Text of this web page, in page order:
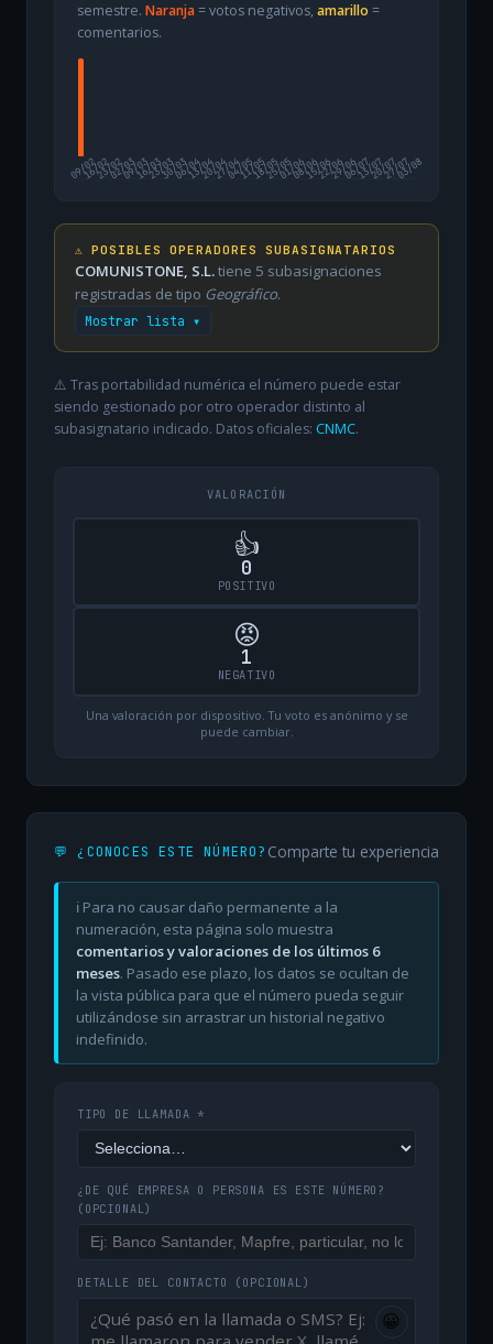
semestre. Naranja= votos negativos, amarillo =
comentarios.
09/02
16/0223/0202/0309/0316/0323/0330/0306/0413/0420/0427/0404/0511/0518/0525/0501/0608/0615/0622/0629/0606/0713/0720/0727/07
03/08
⚠️ POSIBLES OPERADORES SUBASIGNATARIOS
COMUNISTONE, S.L.tiene 5 subasignaciones
registradas de tipo Geográfico.
Mostrar lista ▾
⚠️ Tras portabilidad numérica el número puede estar
siendo gestionado por otro operador distinto al
subasignatario indicado. Datos oficiales: CNMC.
VALORACIÓN
👍
0
POSITIVO
😡
1
NEGATIVO
Una valoración por dispositivo. Tu voto es anónimo y se
puede cambiar.
💬 ¿CONOCES ESTE NÚMERO? Comparte tu experiencia
ℹ️ Para no causar daño permanente a la
numeración, esta página solo muestra
comentarios y valoraciones de los últimos 6
meses. Pasado ese plazo, los datos se ocultan de
la vista pública para que el número pueda seguir
utilizándose sin arrastrar un historial negativo
indefinido.
TIPO DE LLAMADA *
¿DE QUÉ EMPRESA O PERSONA ES ESTE NÚMERO?
(OPCIONAL)
DETALLE DEL CONTACTO (OPCIONAL)
😀